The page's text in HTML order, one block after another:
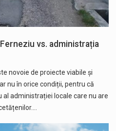
vs. administrația
novoie de proiecte viabile și
nu în orice condiții, pentru că
al administrației locale care nu are